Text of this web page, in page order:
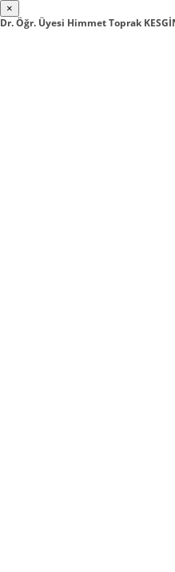
×
Dr. Öğr. Üyesi Himmet Toprak